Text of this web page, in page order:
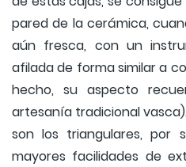
pared de la cerámica,
aún fresca, con un
afilada de forma similar a
hecho, su aspecto
artesanía tradicional
son los triangulares, por
mayores facilidades de